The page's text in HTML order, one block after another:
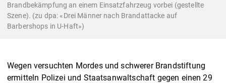
Brandbekämpfung an einem Einsatzfahrzeug vorbei (gestellte
Szene). (zu dpa: «Drei Männer nach Brandattacke auf
Barbershops in U-Haft»)
Wegen versuchten Mordes und schwerer Brandstiftung
ermitteln Polizei und Staatsanwaltschaft gegen einen 29